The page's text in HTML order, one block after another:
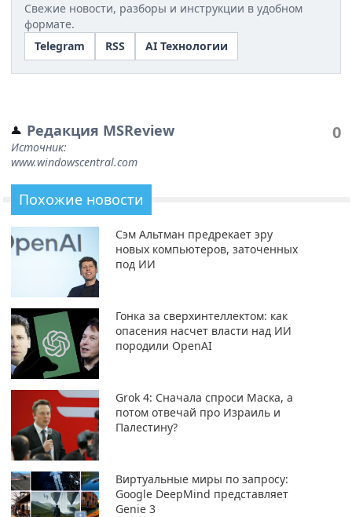
Свежие новости, разборы и инструкции в удобном
формате.
Telegram
RSS AI Технологии
Редакция MSReview
Источник:
www.windowscentral.com
0
Похожие новости
Сэм Альтман предрекает эру
новых компьютеров, заточенных
под ИИ
Гонка за сверхинтеллектом: как
опасения насчет власти над ИИ
породили OpenAI
Grok 4: Сначала спроси Маска, а
потом отвечай про Израиль и
Палестину?
Виртуальные миры по запросу:
Google DeepMind представляет
Genie 3